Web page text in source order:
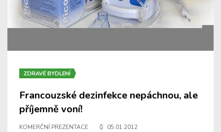
ZDRAVÉ BYDLENÍ
Francouzské dezinfekce nepáchnou, ale
příjemně voní!
KOMERČNÍ PREZENTACE 05.01.2012